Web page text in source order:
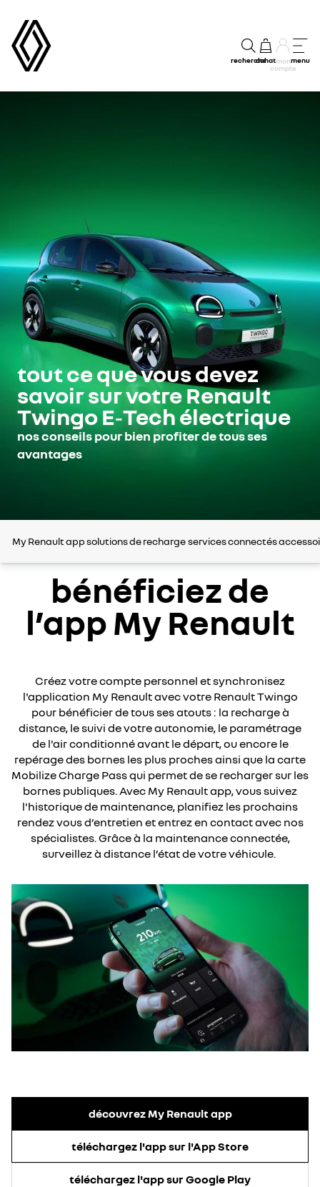
rechercheachatmon
compte
menu
tout ce que vous devez
savoir sur votre Renault
Twingo E‑Tech électrique
nos conseils pour bien profiter de tous ses
avantages
My Renault appsolutions de rechargeservices connectés
bénéficiez de
l’app My Renault​
Créez votre compte personnel et synchronisez
l'application My Renault avec votre Renault Twingo
pour bénéficier de tous ses atouts : la recharge à
distance, le suivi de votre autonomie, le paramétrage
de l'air conditionné avant le départ, ou encore le
repérage des bornes les plus proches ainsi que la carte
Mobilize Charge Pass qui permet de se recharger sur les
bornes publiques. Avec My Renault app, vous suivez
l'historique de maintenance, planifiez les prochains
rendez vous d’entretien et entrez en contact avec nos
spécialistes. Grâce à la maintenance connectée,
surveillez à distance l’état de votre véhicule​.
découvrez My Renault app
téléchargez l'app sur l'App Store
téléchargez l'app sur Google Play